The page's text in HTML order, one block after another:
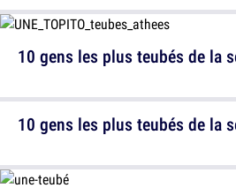
10 gens les plus teubés de la
10 gens les plus teubés de la